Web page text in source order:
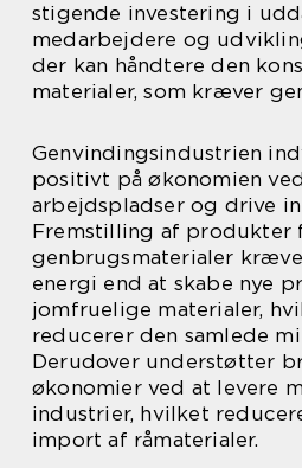
stigende investering i
medarbejdere og
der kan håndtere den
materialer, som kræver
Genvindingsindustrien
positivt på økonomien
arbejdspladser og drive
Fremstilling af produkter
genbrugsmaterialer
energi end at skabe nye
jomfruelige materialer,
reducerer den samlede
Derudover understøtter
økonomier ved at levere
industrier, hvilket
import af råmaterialer.